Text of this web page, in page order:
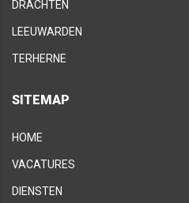
DRACHTEN
LEEUWARDEN
TERHERNE
SITEMAP
HOME
VACATURES
DIENSTEN